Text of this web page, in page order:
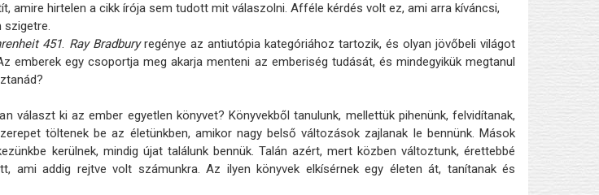
amire hirtelen a cikk írója sem tudott mit válaszolni. Afféle kérdés volt ez, ami arra kíváncsi,
szigetre.
451. Ray Bradburyregénye az antiutópia kategóriához tartozik, és olyan jövőbeli világot
egy csoportja meg akarja menteni az emberiség tudását, és mindegyikük megtanul
választ ki az ember egyetlen könyvet? Könyvekből tanulunk, mellettük pihenünk, felvidítanak,
töltenek be az életünkben, amikor nagy belső változások zajlanak le bennünk. Mások
kerülnek, mindig újat találunk bennük. Talán azért, mert közben változtunk, érettebbé
addig rejtve volt számunkra. Az ilyen könyvek elkísérnek egy életen át, tanítanak és